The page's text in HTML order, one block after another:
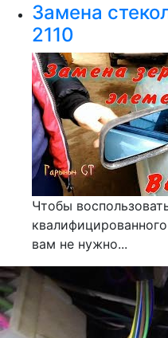
Замена
2110
Чтобы
вам не нужно...